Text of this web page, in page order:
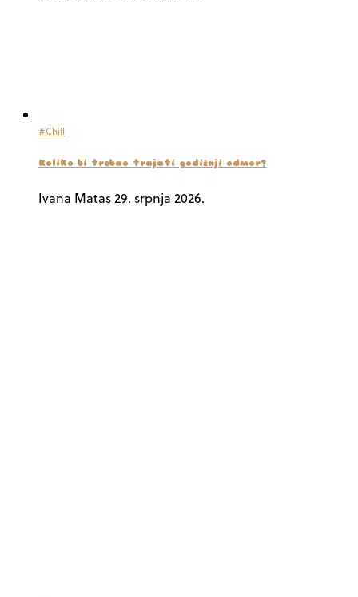
#Chill
Koliko bi trebao trajati godišnji odmor?
Ivana Matas29. srpnja 2026.